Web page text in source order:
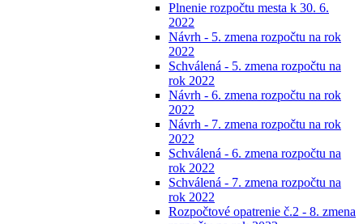
Plnenie rozpočtu mesta k 30. 6.
2022
Návrh - 5. zmena rozpočtu na rok
2022
Schválená - 5. zmena rozpočtu na
rok 2022
Návrh - 6. zmena rozpočtu na rok
2022
Návrh - 7. zmena rozpočtu na rok
2022
Schválená - 6. zmena rozpočtu na
rok 2022
Schválená - 7. zmena rozpočtu na
rok 2022
Rozpočtové opatrenie č.2 - 8. zmena